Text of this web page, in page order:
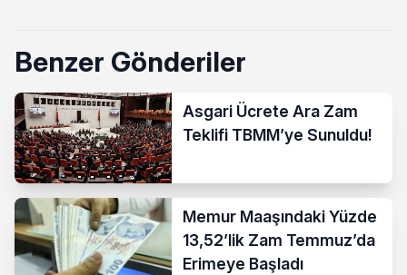
Benzer Gönderiler
Asgari Ücrete Ara Zam
Teklifi TBMM’ye Sunuldu!
Memur Maaşındaki Yüzde
13,52’lik Zam Temmuz’da
Erimeye Başladı